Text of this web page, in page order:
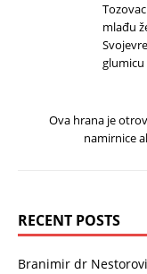
mlađu
glumicu
Ova hrana je
namirnice
RECENT POSTS
Branimir dr